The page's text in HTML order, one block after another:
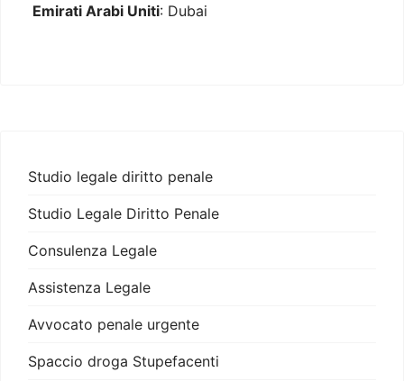
Emirati Arabi Uniti: Dubai
Studio legale diritto penale
Studio Legale Diritto Penale
Consulenza Legale
Assistenza Legale
Avvocato penale urgente
Spaccio droga Stupefacenti